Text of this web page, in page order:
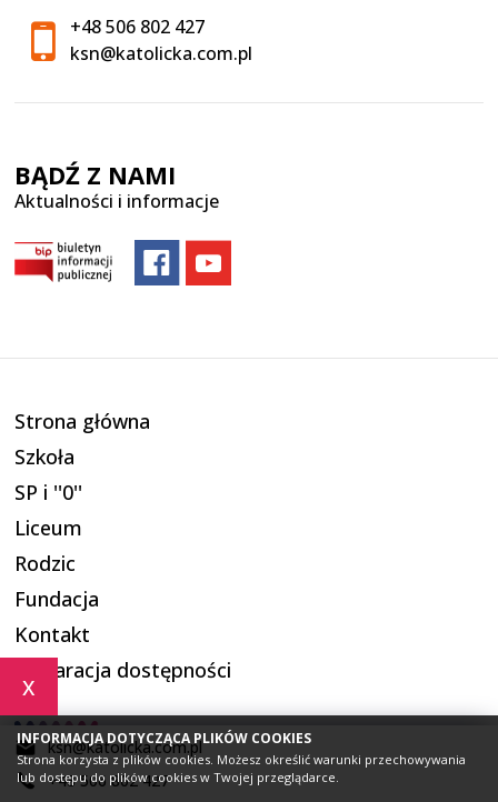
x
INFORMACJA DOTYCZĄCA PLIKÓW COOKIES
Strona korzysta z plików cookies. Możesz określić warunki przechowywania
lub dostępu do plików cookies w Twojej przeglądarce.
ksn@katolicka.com.pl
+48 506 802 427
+48 506 802 427
ksn@katolicka.com.pl
BĄDŹ Z NAMI
Aktualności i informacje
Strona główna
Szkoła
SP i ''0''
Liceum
Rodzic
Fundacja
Kontakt
Deklaracja dostępności